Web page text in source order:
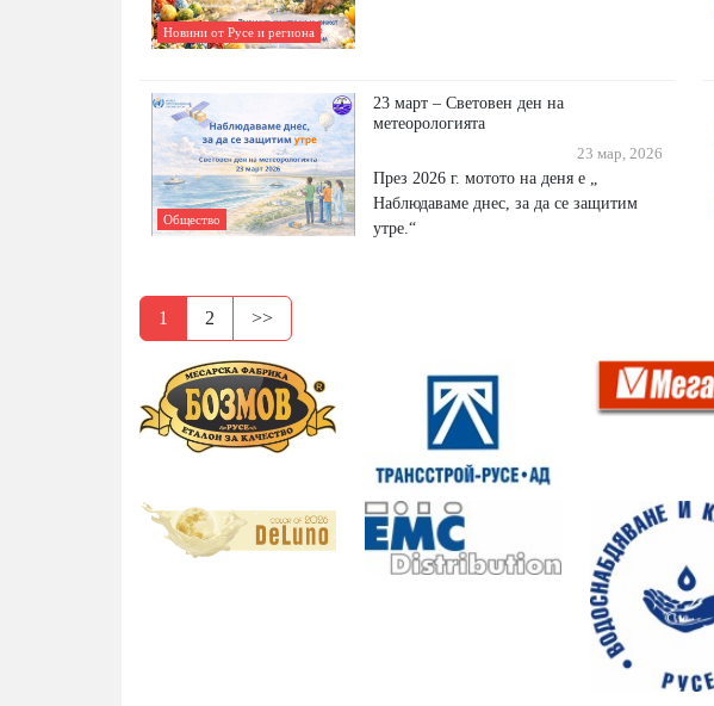
Новини от Русе и региона
Общество
23 март – Световен ден на
метеорологията
23 мар, 2026
През 2026 г. мотото на деня е „
Наблюдаваме днес, за да се защитим
утре.“
1 2 >>